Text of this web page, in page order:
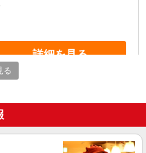
詳細を見る
例：207、000円（月収例21日
日出勤手当て等が含まれていま
る